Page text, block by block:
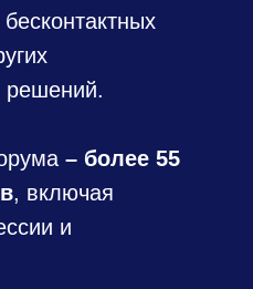
решений.
– более 55
, включая
и